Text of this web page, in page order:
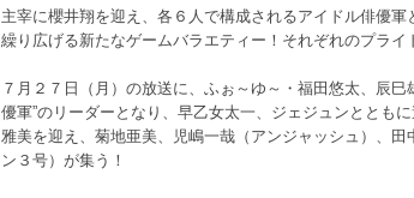
主宰に櫻井翔を迎え、各６人で構成されるアイドル俳優
繰り広げる新たなゲームバラエティー！それぞれのプラ
７月２７日（月）の放送に、ふぉ～ゆ～・福田悠太、辰
優軍”のリーダーとなり、早乙女太一、ジェジュンととも
雅美を迎え、菊地亜美、児嶋一哉（アンジャッシュ）、
ン３号）が集う！